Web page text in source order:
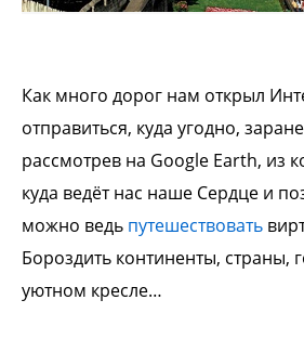
Как много дорог нам открыл
отправиться, куда угодно,
рассмотрев на Google Earth, из
куда ведёт нас наше Сердце и
можно ведь путешествовать
Бороздить континенты, страны,
уютном кресле…